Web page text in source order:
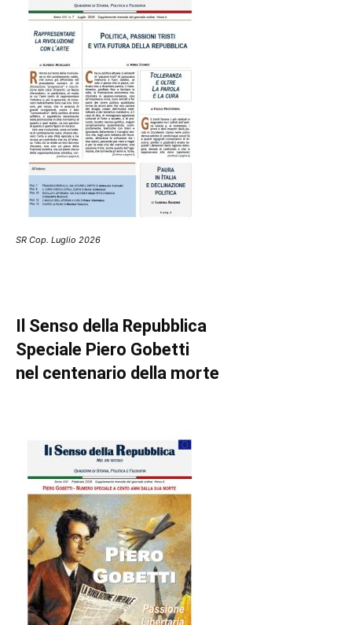
SR Cop. Luglio 2026
Il Senso della Repubblica
Speciale Piero Gobetti
nel centenario della morte